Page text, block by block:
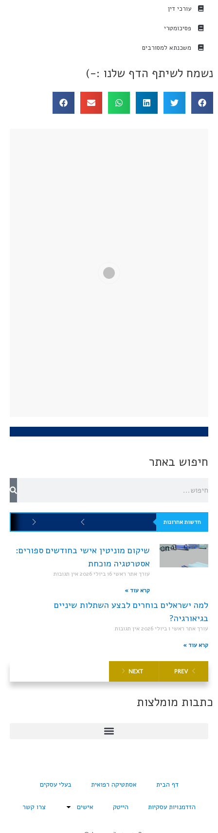
עורכי דין
פסיכומטרי
משכנתא למסורבים
נשמח לשיתף הדף שלנו :-)
חיפוש באתר
חדשות אחרונות
שיקום מוניטין אישי בחודשים ספורים:
אסטרטגיה מוכחת
עורך אתר ראשי16 ביולי 2026 אין תגובות
קרא עוד »
למה ישראלים בוחרים לבצע השתלות שיניים
בגיאורגיה?
עורך אתר ראשי 1 ביולי 2026 אין תגובות
קרא עוד »
PREV
NEXT
כתבות מומלצות
דף הבית אסתטיקה רפואית בעלי עסקים
הזדמנויות עסקיות הייטק אישים צרו קשר